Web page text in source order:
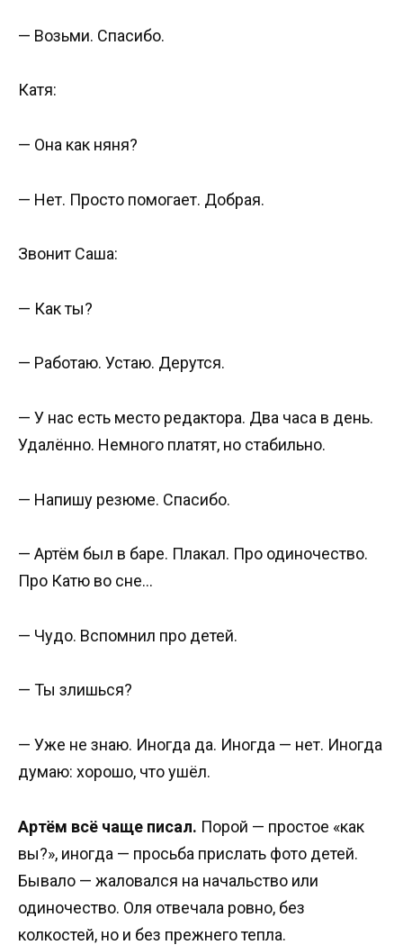
— Возьми. Спасибо.
Катя:
— Она как няня?
— Нет. Просто помогает. Добрая.
Звонит Саша:
— Как ты?
— Работаю. Устаю. Дерутся.
— У нас есть место редактора. Два часа в день.
Удалённо. Немного платят, но стабильно.
— Напишу резюме. Спасибо.
— Артём был в баре. Плакал. Про одиночество.
Про Катю во сне…
— Чудо. Вспомнил про детей.
— Ты злишься?
— Уже не знаю. Иногда да. Иногда — нет. Иногда
думаю: хорошо, что ушёл.
Артём всё чаще писал. Порой — простое «как
вы?», иногда — просьба прислать фото детей.
Бывало — жаловался на начальство или
одиночество. Оля отвечала ровно, без
колкостей, но и без прежнего тепла.